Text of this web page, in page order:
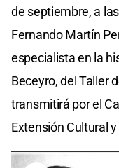
de septiembre, a
Fernando Martín
especialista en la
Beceyro, del Taller
transmitirá por el
Extensión Cultural